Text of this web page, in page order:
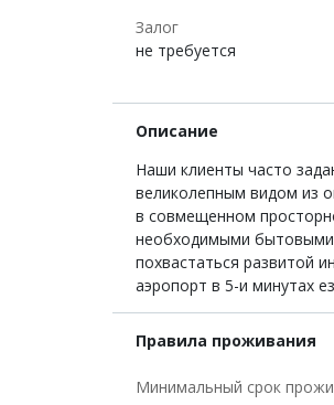
Залог
не требуется
Описание
Наши клиенты часто
великолепным видом из
в совмещенном
необходимыми бытовыми
похвастаться развитой
аэропорт в 5-и минутах
Правила проживания
Минимальный срок